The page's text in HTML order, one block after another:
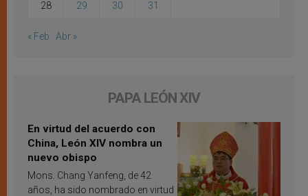
28 29 30 31
« Feb Abr »
PAPA LEÓN XIV
En virtud del acuerdo con
China, León XIV nombra un
nuevo obispo
Mons. Chang Yanfeng, de 42
años, ha sido nombrado en virtud